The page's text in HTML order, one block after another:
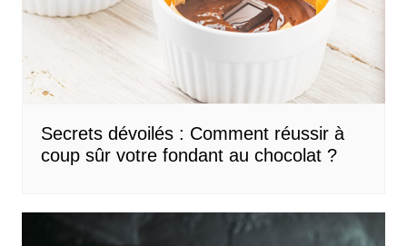
Secrets dévoilés : Comment réussir à
coup sûr votre fondant au chocolat ?